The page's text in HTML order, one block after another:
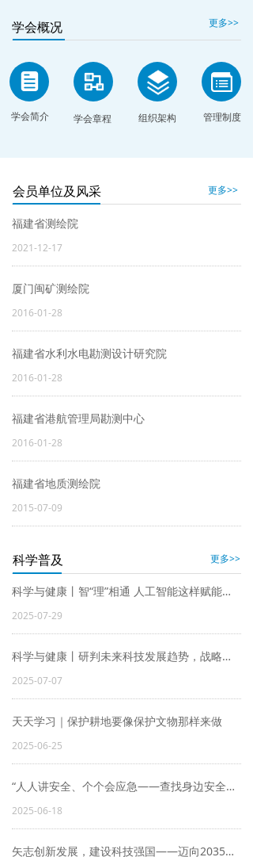
学会概况
学会简介 学会章程 组织架构 管理制度
更多>>
更多>>
福建省测绘院
2021-12-17
厦门闽矿测绘院
2016-01-28
福建省水利水电勘测设计研究院
2016-01-28
福建省港航管理局勘测中心
2016-01-28
福建省地质测绘院
2015-07-09
科学与健康丨智“理”相通 人工智能这样赋能千行百业
2025-07-29
科学与健康丨研判未来科技发展趋势，战略科学家们关心啥？
2025-07-07
天天学习｜保护耕地要像保护文物那样来做
2025-06-25
“人人讲安全、个个会应急——查找身边安全隐患”
2025-06-18
矢志创新发展，建设科技强国——迈向2035，建设科技强国
更多>>
会员单位及风采
科学普及